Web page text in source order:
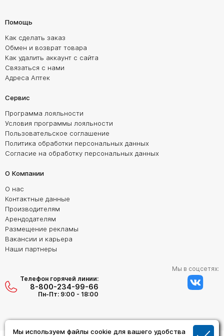
Мы используем файлы cookie для вашего удобства
Помощь
Как сделать заказ
Обмен и возврат товара
Как удалить аккаунт с сайта
Связаться с нами
Адреса Аптек
Сервис
Программа лояльности
Условия программы лояльности
Пользовательское соглашение
Политика обработки персональных данных
Согласие на обработку персональных данных
О Компании
О нас
Контактные данные
Производителям
Арендодателям
Размещение рекламы
Вакансии и карьера
Наши партнеры
Телефон горячей линии:
8-800-234-99-66
Пн-Пт: 9:00 - 18:00
Мы в соцсетях: